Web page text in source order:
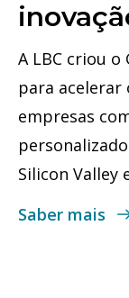
A LBC criou
para acelerar
empresas
Silicon Valley
Saber mais